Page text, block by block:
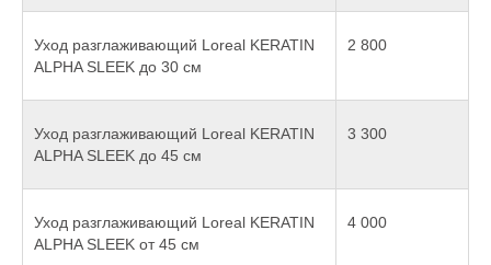
Уход разглаживающий Loreal KERATIN
ALPHA SLEEK до 30 см
2 800
Уход разглаживающий Loreal KERATIN
ALPHA SLEEK до 45 см
3 300
Уход разглаживающий Loreal KERATIN
ALPHA SLEEK от 45 см
4 000